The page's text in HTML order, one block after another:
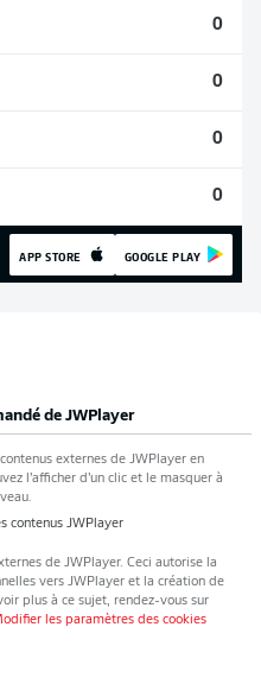
0
0
0
0
APP STORE GOOGLE PLAY
de JWPlayer
externes de JWPlayer en
l’afficher d’un clic et le masquer à
contenus JWPlayer
de JWPlayer. Ceci autorise la
vers JWPlayeret la création de
plus à ce sujet, rendez-vous sur
les paramètres des cookies